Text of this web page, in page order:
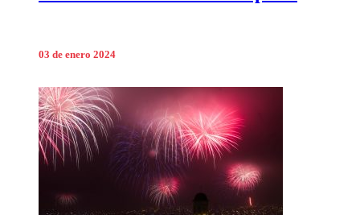
03 de enero 2024